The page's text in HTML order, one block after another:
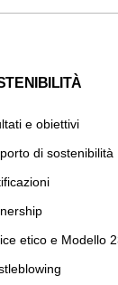
e obiettivi
di sostenibilità
etico e Modello